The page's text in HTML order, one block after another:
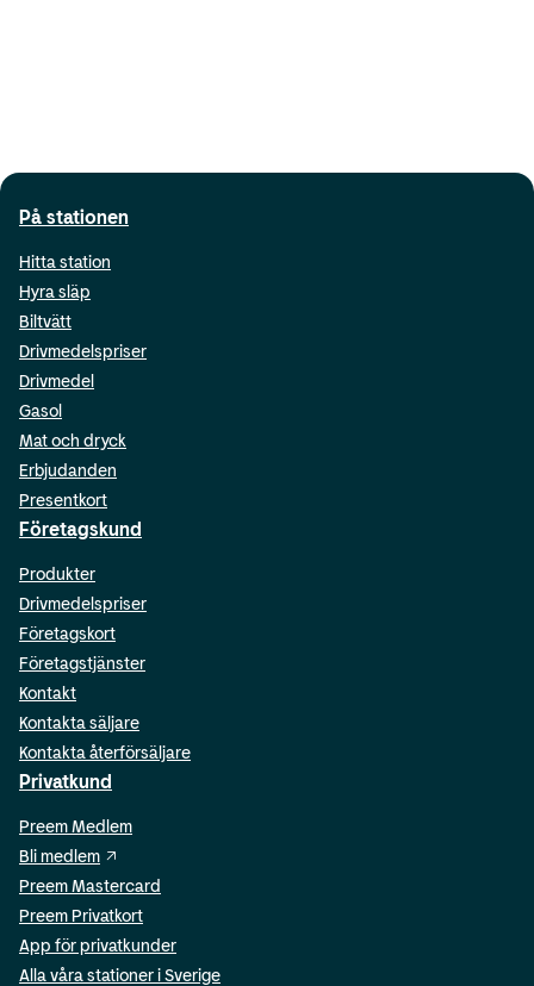
På stationen
Hitta station
Hyra släp
Biltvätt
Drivmedelspriser
Drivmedel
Gasol
Mat och dryck
Erbjudanden
Presentkort
Företagskund
Produkter
Drivmedelspriser
Företagskort
Företagstjänster
Kontakt
Kontakta säljare
Kontakta återförsäljare
Privatkund
Preem Medlem
Bli medlem
Preem Mastercard
Preem Privatkort
App för privatkunder
Alla våra stationer i Sverige